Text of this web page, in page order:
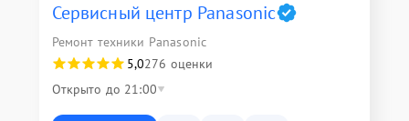
Сервисный центр Panasonic
Ремонт техники Panasonic
5,0276 оценки
Открыто до 21:00